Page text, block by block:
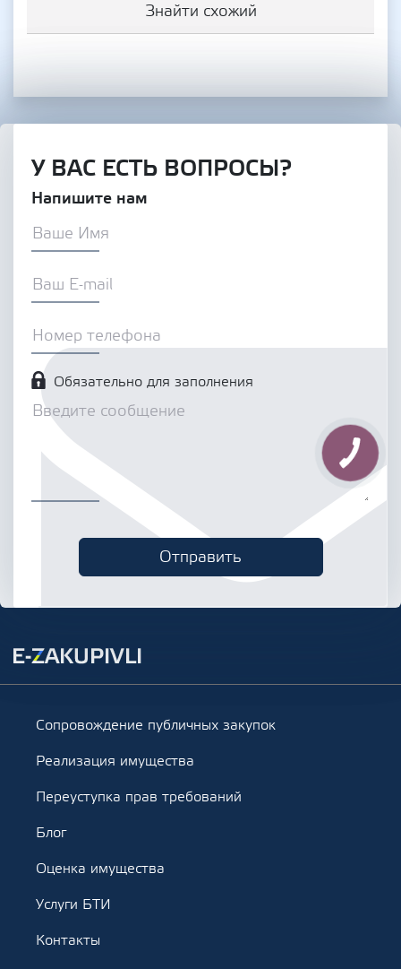
Знайти схожий
У ВАС ЕСТЬ ВОПРОСЫ?
Напишите нам
Обязательно для заполнения
Сопровождение публичных закупок
Реализация имущества
Переуступка прав требований
Блог
Оценка имущества
Услуги БТИ
Контакты